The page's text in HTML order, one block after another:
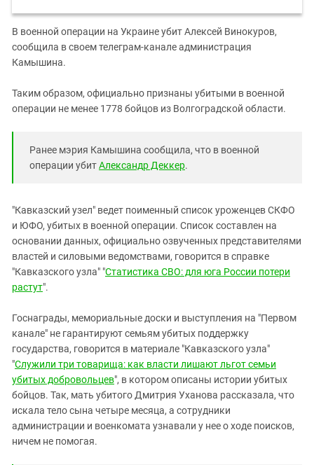
В военной операции на Украине убит Алексей Винокуров,
сообщила в своем телеграм-канале администрация
Камышина.
Таким образом, официально признаны убитыми в военной
операции не менее 1778 бойцов из Волгоградской области.
Ранее мэрия Камышина сообщила, что в военной
операции убитАлександр Деккер.
"Кавказский узел" ведет поименный список уроженцев СКФО
и ЮФО, убитых в военной операции. Список составлен на
основании данных, официально озвученных представителями
властей и силовыми ведомствами, говорится в справке
"Кавказского узла" "Статистика СВО: для юга России потери
растут".
Госнаграды, мемориальные доски и выступления на "Первом
канале" не гарантируют семьям убитых поддержку
государства, говорится в материале "Кавказского узла"
"Служили три товарища: как власти лишают льгот семьи
убитых добровольцев", в котором описаны истории убитых
бойцов. Так, мать убитого Дмитрия Уханова рассказала, что
искала тело сына четыре месяца, а сотрудники
администрации и военкомата узнавали у нее о ходе поисков,
ничем не помогая.